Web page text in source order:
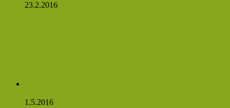
23.2.2016
1.5.2016